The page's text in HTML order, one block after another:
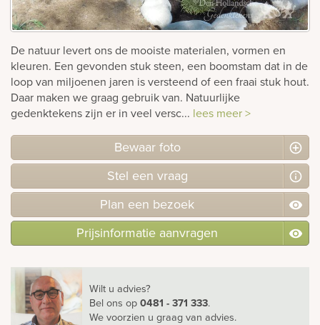
De natuur levert ons de mooiste materialen, vormen en
kleuren. Een gevonden stuk steen, een boomstam dat in de
loop van miljoenen jaren is versteend of een fraai stuk hout.
Daar maken we graag gebruik van. Natuurlijke
gedenktekens zijn er in veel versc... lees meer >
Bewaar foto
Stel een vraag
Plan een bezoek
Prijsinformatie aanvragen
Wilt u advies?
Bel ons op0481 - 371 333.
We voorzien u graag van advies.